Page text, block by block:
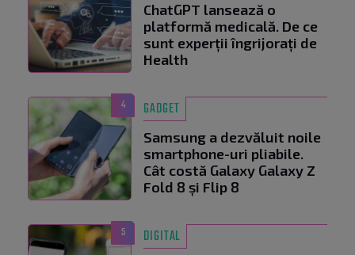
ChatGPT lansează o
platformă medicală. De ce
sunt experții îngrijorați de
Health
4 GADGET
Samsung a dezvăluit noile
smartphone-uri pliabile.
Cât costă Galaxy Galaxy Z
Fold 8 și Flip 8
5 DIGITAL